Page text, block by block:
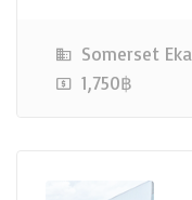
Somerset
1,750฿